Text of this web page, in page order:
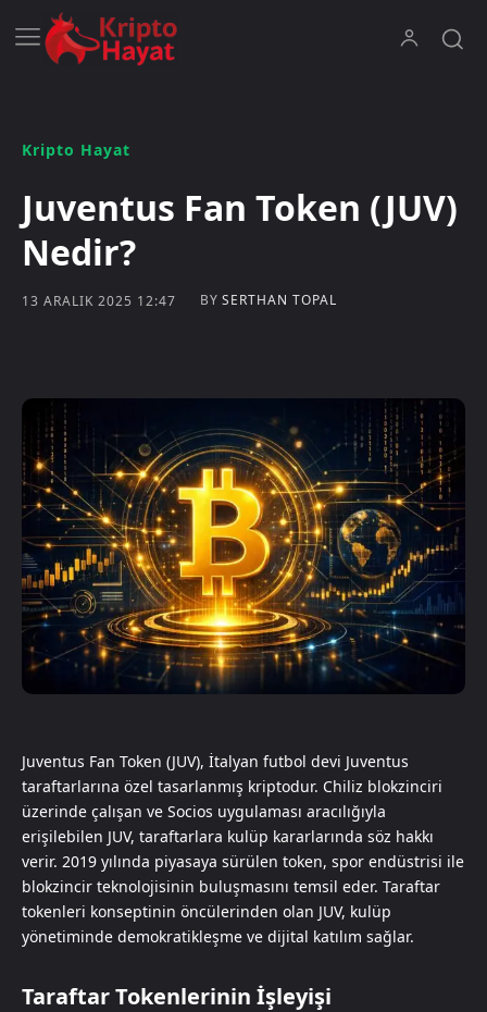
Kripto Hayat
Juventus Fan Token (JUV)
Nedir?
13 ARALIK 2025 12:47 BY SERTHAN TOPAL
Juventus Fan Token (JUV), İtalyan futbol devi Juventus
taraftarlarına özel tasarlanmış kriptodur. Chiliz blokzinciri
üzerinde çalışan ve Socios uygulaması aracılığıyla
erişilebilen JUV, taraftarlara kulüp kararlarında söz hakkı
verir. 2019 yılında piyasaya sürülen token, spor endüstrisi ile
blokzincir teknolojisinin buluşmasını temsil eder. Taraftar
tokenleri konseptinin öncülerinden olan JUV, kulüp
yönetiminde demokratikleşme ve dijital katılım sağlar.
Taraftar Tokenlerinin İşleyişi